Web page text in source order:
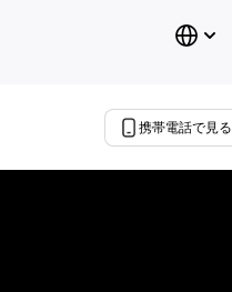
携帯電話で見る